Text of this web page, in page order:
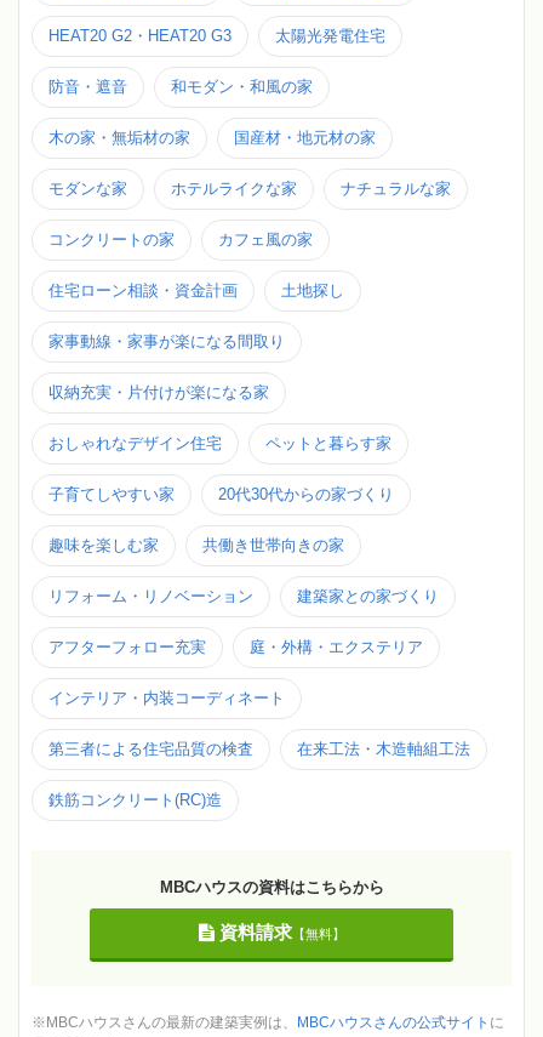
HEAT20 G2・HEAT20 G3 太陽光発電住宅
防音・遮音 和モダン・和風の家
木の家・無垢材の家 国産材・地元材の家
モダンな家 ホテルライクな家 ナチュラルな家
コンクリートの家 カフェ風の家
住宅ローン相談・資金計画 土地探し
家事動線・家事が楽になる間取り
収納充実・片付けが楽になる家
おしゃれなデザイン住宅 ペットと暮らす家
子育てしやすい家 20代30代からの家づくり
趣味を楽しむ家 共働き世帯向きの家
リフォーム・リノベーション 建築家との家づくり
アフターフォロー充実 庭・外構・エクステリア
インテリア・内装コーディネート
第三者による住宅品質の検査 在来工法・木造軸組工法
鉄筋コンクリート(RC)造
MBCハウスの資料はこちらから
資料請求【無料】
※MBCハウスさんの最新の建築実例は、 MBCハウスさんの公式サイト に